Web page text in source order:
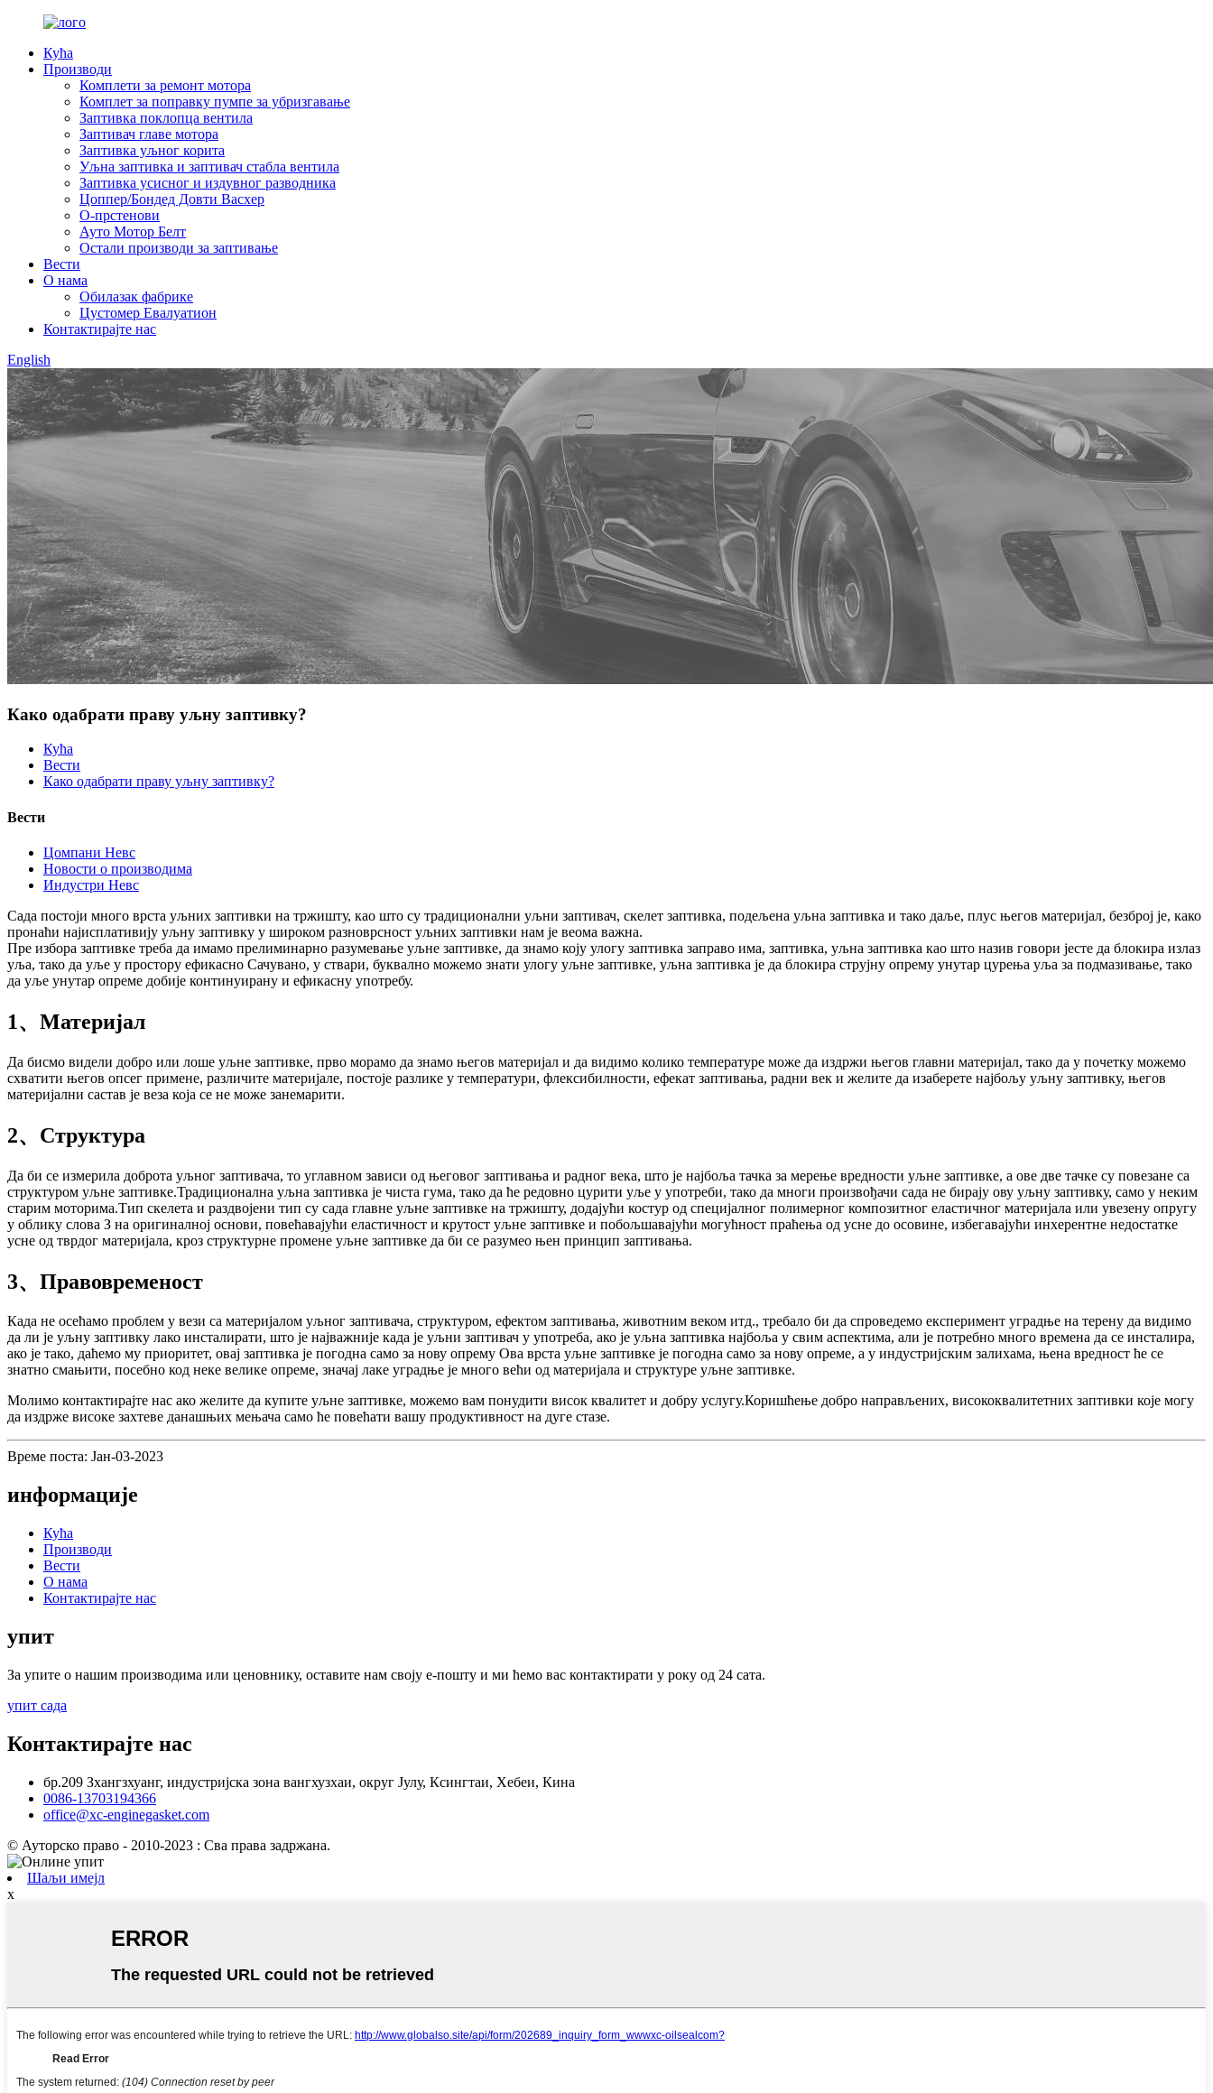
Кућа
Производи
Комплети за ремонт мотора
Комплет за поправку пумпе за убризгавање
Заптивка поклопца вентила
Заптивач главе мотора
Заптивка уљног корита
Уљна заптивка и заптивач стабла вентила
Заптивка усисног и издувног разводника
Цоппер/Бондед Довти Васхер
О-прстенови
Ауто Мотор Белт
Остали производи за заптивање
Вести
О нама
Обилазак фабрике
Цустомер Евалуатион
Контактирајте нас
English
Како одабрати праву уљну заптивку?
Кућа
Вести
Како одабрати праву уљну заптивку?
Вести
Цомпани Невс
Новости о производима
Индустри Невс
Сада постоји много врста уљних заптивки на тржишту, као што су традиционални уљни заптивач, скелет заптивка, подељена уљна заптивка и тако даље, плус његов материјал, безброј је, како
пронаћи најисплативију уљну заптивку у широком разноврсност уљних заптивки нам је веома важна.
Пре избора заптивке треба да имамо прелиминарно разумевање уљне заптивке, да знамо коју улогу заптивка заправо има, заптивка, уљна заптивка као што назив говори јесте да блокира излаз
уља, тако да уље у простору ефикасно Сачувано, у ствари, буквално можемо знати улогу уљне заптивке, уљна заптивка је да блокира струјну опрему унутар цурења уља за подмазивање, тако
да уље унутар опреме добије континуирану и ефикасну употребу.
1、Материјал
Да бисмо видели добро или лоше уљне заптивке, прво морамо да знамо његов материјал и да видимо колико температуре може да издржи његов главни материјал, тако да у почетку можемо
схватити његов опсег примене, различите материјале, постоје разлике у температури, флексибилности, ефекат заптивања, радни век и желите да изаберете најбољу уљну заптивку, његов
материјални састав је веза која се не може занемарити.
2、Структура
Да би се измерила доброта уљног заптивача, то углавном зависи од његовог заптивања и радног века, што је најбоља тачка за мерење вредности уљне заптивке, а ове две тачке су повезане са
структуром уљне заптивке.Традиционална уљна заптивка је чиста гума, тако да ће редовно цурити уље у употреби, тако да многи произвођачи сада не бирају ову уљну заптивку, само у неким
старим моторима.Тип скелета и раздвојени тип су сада главне уљне заптивке на тржишту, додајући костур од специјалног полимерног композитног еластичног материјала или увезену опругу
у облику слова З на оригиналној основи, повећавајући еластичност и крутост уљне заптивке и побољшавајући могућност праћења од усне до осовине, избегавајући инхерентне недостатке
усне од тврдог материјала, кроз структурне промене уљне заптивке да би се разумео њен принцип заптивања.
3、Правовременост
Када не осећамо проблем у вези са материјалом уљног заптивача, структуром, ефектом заптивања, животним веком итд., требало би да спроведемо експеримент уградње на терену да видимо
да ли је уљну заптивку лако инсталирати, што је најважније када је уљни заптивач у употреба, ако је уљна заптивка најбоља у свим аспектима, али је потребно много времена да се инсталира,
ако је тако, даћемо му приоритет, овај заптивка је погодна само за нову опрему Ова врста уљне заптивке је погодна само за нову опреме, а у индустријским залихама, њена вредност ће се
знатно смањити, посебно код неке велике опреме, значај лаке уградње је много већи од материјала и структуре уљне заптивке.
Молимо контактирајте нас ако желите да купите уљне заптивке, можемо вам понудити висок квалитет и добру услугу.Коришћење добро направљених, висококвалитетних заптивки које могу
да издрже високе захтеве данашњих мењача само ће повећати вашу продуктивност на дуге стазе.
Време поста: Јан-03-2023
информације
Кућа
Производи
Вести
О нама
Контактирајте нас
упит
За упите о нашим производима или ценовнику, оставите нам своју е-пошту и ми ћемо вас контактирати у року од 24 сата.
упит сада
Контактирајте нас
бр.209 Зхангзхуанг, индустријска зона вангхузхаи, округ Јулу, Ксингтаи, Хебеи, Кина
0086-13703194366
office@xc-enginegasket.com
© Ауторско право - 2010-2023 : Сва права задржана.
Шаљи имејл
x